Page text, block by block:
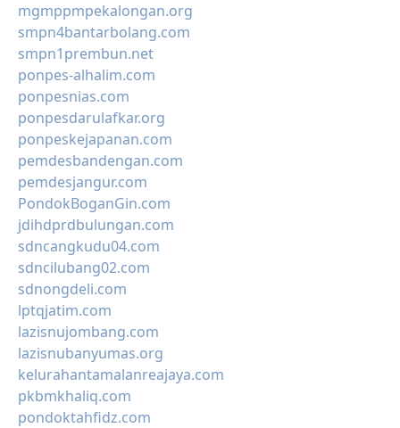
mgmppmpekalongan.org
smpn4bantarbolang.com
smpn1prembun.net
ponpes-alhalim.com
ponpesnias.com
ponpesdarulafkar.org
ponpeskejapanan.com
pemdesbandengan.com
pemdesjangur.com
PondokBoganGin.com
jdihdprdbulungan.com
sdncangkudu04.com
sdncilubang02.com
sdnongdeli.com
lptqjatim.com
lazisnujombang.com
lazisnubanyumas.org
kelurahantamalanreajaya.com
pkbmkhaliq.com
pondoktahfidz.com